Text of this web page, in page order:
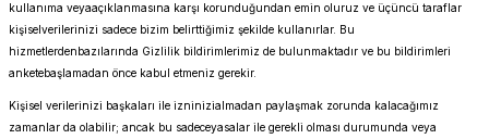
kullanıma veyaaçıklanmasına karşı korunduğundan emin oluruz ve üçüncü taraflar
kişiselverilerinizi sadece bizim belirttiğimiz şekilde kullanırlar. Bu
hizmetlerdenbazılarında Gizlilik bildirimlerimiz de bulunmaktadır ve bu bildirimleri
anketebaşlamadan önce kabul etmeniz gerekir.
Kişisel verilerinizi başkaları ile izninizialmadan paylaşmak zorunda kalacağımız
zamanlar da olabilir; ancak bu sadeceyasalar ile gerekli olması durumunda veya